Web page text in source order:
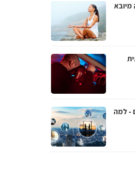
מיובא
- למה